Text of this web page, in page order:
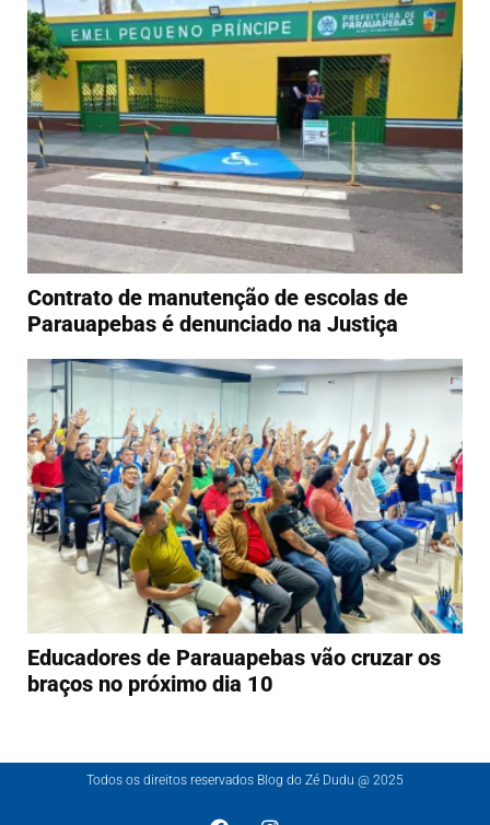
Contrato de manutenção de escolas de
Parauapebas é denunciado na Justiça
Educadores de Parauapebas vão cruzar os
braços no próximo dia 10
Todos os direitos reservados Blog do Zé Dudu @ 2025